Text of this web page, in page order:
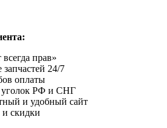
прав»
24/7
оплаты
уголок РФ и СНГ
и удобный сайт
и скидки